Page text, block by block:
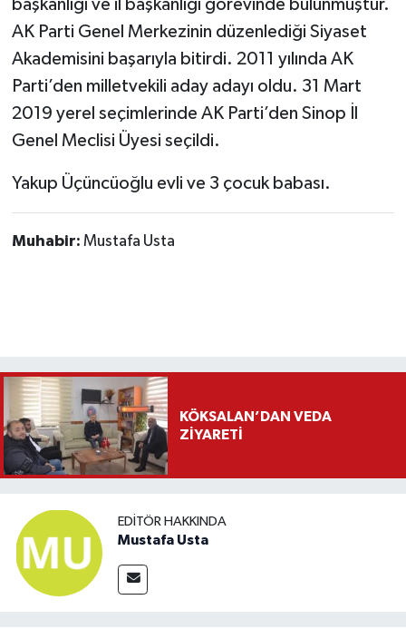
başkanlığı ve il başkanlığı görevinde bulunmuştur.
AK Parti Genel Merkezinin düzenlediği Siyaset
Akademisini başarıyla bitirdi. 2011 yılında AK
Parti’den milletvekili aday adayı oldu. 31 Mart
2019 yerel seçimlerinde AK Parti’den Sinop İl
Genel Meclisi Üyesi seçildi.
Yakup Üçüncüoğlu evli ve 3 çocuk babası.
Muhabir: Mustafa Usta
KÖKSALAN’DAN VEDA
ZİYARETİ
EDITÖR HAKKINDA
Mustafa Usta